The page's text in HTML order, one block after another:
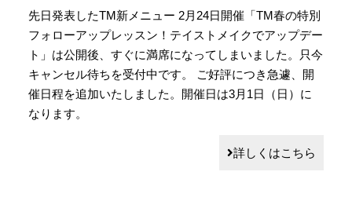
先日発表したTM新メニュー 2月24日開催「TM春の特別
フォローアップレッスン！テイストメイクでアップデー
ト」は公開後、すぐに満席になってしまいました。只今
キャンセル待ちを受付中です。 ご好評につき急遽、開
催日程を追加いたしました。開催日は3月1日（日）に
なります。
詳しくはこちら